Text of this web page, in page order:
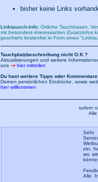
bisher keine Links
Linktausch-Info: Örtliche Tauchbasen,
mit besonders interessanten Zusatzinfos
geschieht kostenfrei in Form eines
Tauchplatzbeschreibung nicht O.K.?
Aktualisierungen und weitere
uns
hier mitteilen
Du hast weitere Tipps oder
Deinen persönlichen Eindrücke, sowie
hier willkommen
sofern
Alle
Sehr
ein,
wo
Alle